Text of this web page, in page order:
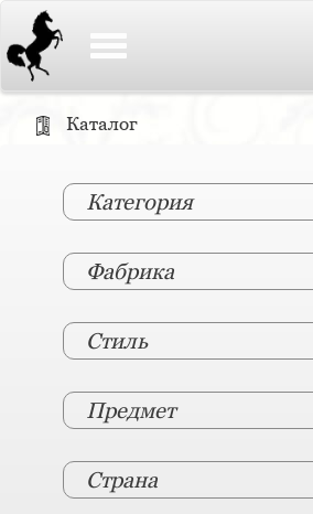
Каталог
Категория
Фабрика
Стиль
Предмет
Страна